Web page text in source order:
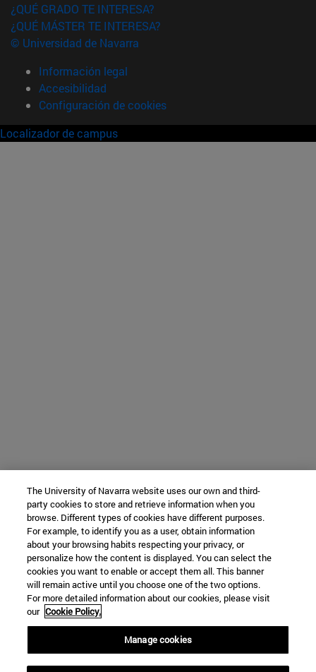
¿QUÉ GRADO TE INTERESA?
¿QUÉ MÁSTER TE INTERESA?
© Universidad de Navarra
Información legal
Accesibilidad
Configuración de cookies
Localizador de campus
The University of Navarra website uses our own and third-
party cookies to store and retrieve information when you
browse. Different types of cookies have different purposes.
For example, to identify you as a user, obtain information
about your browsing habits respecting your privacy, or
personalize how the content is displayed. You can select the
cookies you want to enable or accept them all. This banner
will remain active until you choose one of the two options.
For more detailed information about our cookies, please visit
our Cookie Policy.
Manage cookies